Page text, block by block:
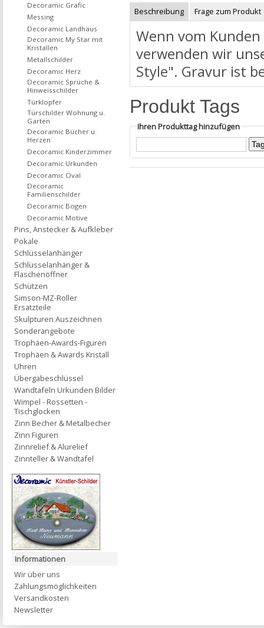
Beschreibung Frage zum Produkt
Wenn vom
verwenden wir
Style". Gravur ist
Produkt Tags
Ihren Produkttag hinzufügen
Decoramic Grafic
Messing
Decoramic Landhaus
Decoramic My Star mit
Kristallen
Metallschilder
Decoramic Herz
Decoramic Sprüche &
Hinweisschilder
Türklopfer
Türschilder Wohnung u.
Garten
Decoramic Bücher u.
Herzen
Decoramic Kinderzimmer
Decoramic Urkunden
Decoramic Oval
Decoramic
Familienschilder
Decoramic Bogen
Decoramic Motive
Pins, Anstecker & Aufkleber
Pokale
Schlüsselanhänger
Schlüsselanhänger &
Flaschenöffner
Schützen
Simson-MZ-Roller
Ersatzteile
Skulpturen Auszeichnen
Sonderangebote
Trophäen-Awards-Figuren
Trophäen & Awards Kristall
Uhren
Übergabeschlüssel
Wandtafeln Urkunden Bilder
Wimpel - Rossetten -
Tischglocken
Zinn Becher & Metalbecher
Zinn Figuren
Zinnrelief & Alurelief
Zinnteller & Wandtafel
Informationen
Wir über uns
Zahlungsmöglichkeiten
Versandkosten
Newsletter